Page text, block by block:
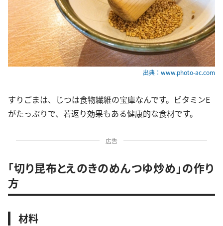
出典：www.photo-ac.com
すりごまは、じつは食物繊維の宝庫なんです。ビタミンE
がたっぷりで、若返り効果もある健康的な食材です。
広告
「切り昆布とえのきのめんつゆ炒め」の作り
方
材料